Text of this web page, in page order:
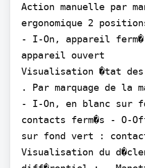
Action manuelle par
ergonomique 2
- I-On, appareil
appareil ouvert
Visualisation �tat
. Par marquage de la
- I-On, en blanc sur
contacts ferm�s - O-
sur fond vert :
Visualisation du